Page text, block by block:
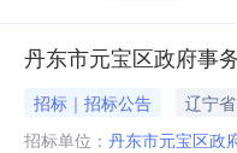
丹东市元宝区政府事
招标｜招标公告 辽宁
招标单位： 丹东市元宝区政